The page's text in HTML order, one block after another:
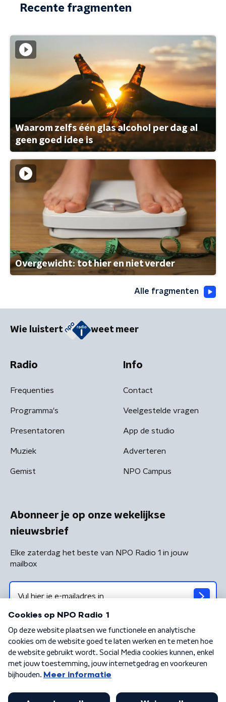
Recente fragmenten
Waarom zelfs één glas alcohol per dag al
geen goed idee is
Overgewicht: tot hier en niet verder
Alle fragmenten
Wie luistert weet meer
Radio
Frequenties
Programma's
Presentatoren
Muziek
Gemist
Info
Contact
Veelgestelde vragen
App de studio
Adverteren
NPO Campus
Abonneer je op onze wekelijkse
nieuwsbrief
Elke zaterdag het beste van NPO Radio 1 in jouw
mailbox
Algemene voorwaarden